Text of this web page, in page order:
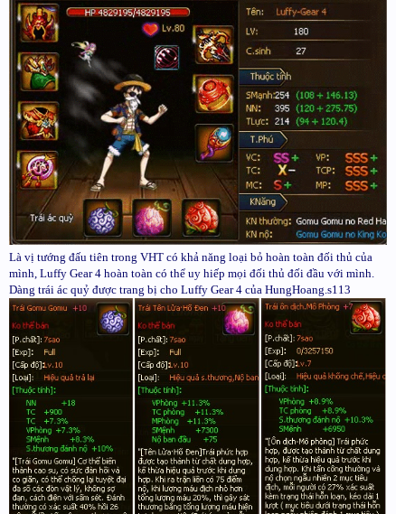
Là vị tướng đấu tiên trong VHT có khả năng loại bỏ hoàn toàn đối thủ của
mình, Luffy Gear 4 hoàn toàn có thể uy hiếp mọi đối thủ đối đầu với mình.
Dàng trái ác quỷ được trang bị cho Luffy Gear 4 của HungHoang.s113